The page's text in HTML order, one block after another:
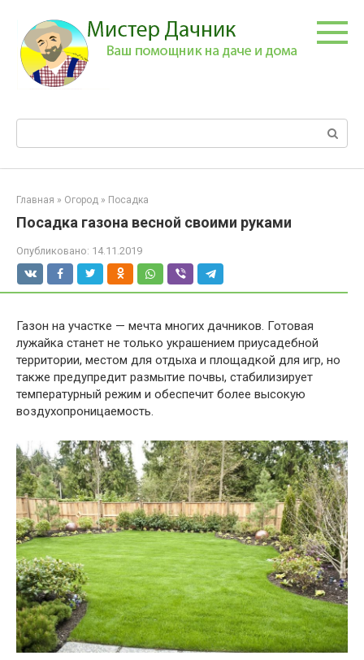
контенту
Главная » Огород » Посадка
Посадка газона весной своими руками
Опубликовано: 14.11.2019
Газон на участке — мечта многих дачников. Готовая
лужайка станет не только украшением приусадебной
территории, местом для отдыха и площадкой для игр, но
также предупредит размытие почвы, стабилизирует
температурный режим и обеспечит более высокую
воздухопроницаемость.